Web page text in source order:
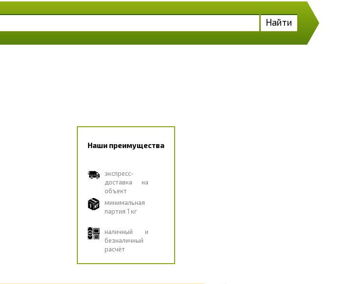
Найти
Наши преимущества
экспресс-
доставка на
объект
минимальная
партия 1 кг
наличный и
безналичный
расчёт